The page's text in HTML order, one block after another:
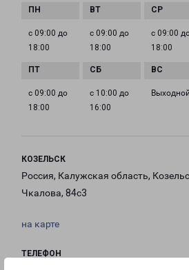
с 09:00 до
18:00
с 09:00 до
18:00
с 09:00
18:00
с 09:00 до
18:00
с 10:00 до
16:00
Выходной
КОЗЕЛЬСК
Россия, Калужская область,
Чкалова, 84с3
на карте
ТЕЛЕФОН